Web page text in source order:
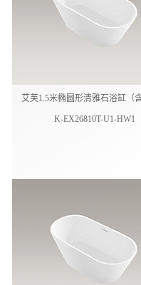
艾芙1.5米椭圆形清雅石浴缸（含
K-EX26810T-U1-HW1